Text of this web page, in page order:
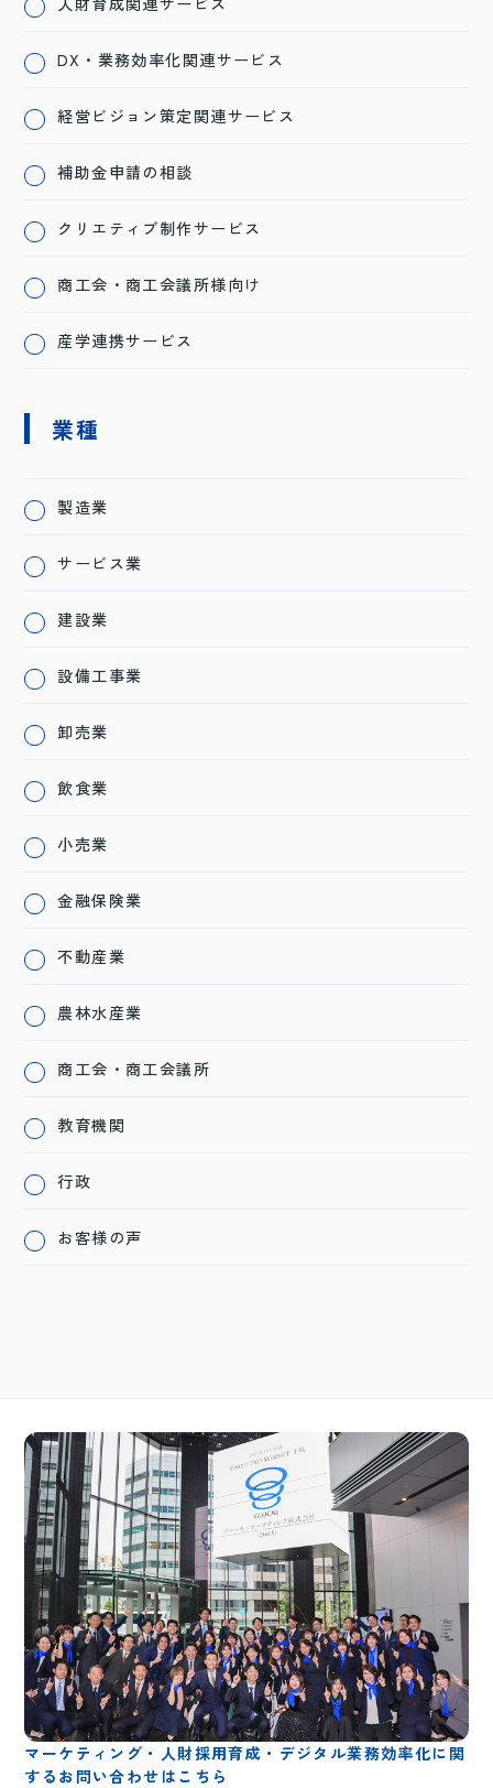
DX・業務効率化関連サービス
経営ビジョン策定関連サービス
補助金申請の相談
クリエティブ制作サービス
商工会・商工会議所様向け
産学連携サービス
業種
製造業
サービス業
建設業
設備工事業
卸売業
飲食業
小売業
金融保険業
不動産業
農林水産業
商工会・商工会議所
教育機関
行政
お客様の声
マーケティング・人財採用育成・デジタル業務効率化に関
するお問い合わせはこちら